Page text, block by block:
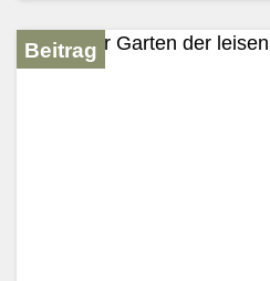
Beitrag